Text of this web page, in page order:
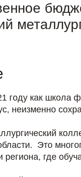
году как школа
неизменно
Это
где